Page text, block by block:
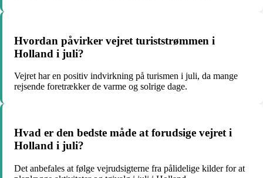
Hvordan påvirker vejret turiststrømmen i
Holland i juli?
Vejret har en positiv indvirkning på turismen i juli, da mange
rejsende foretrækker de varme og solrige dage.
Hvad er den bedste måde at forudsige vejret i
Holland i juli?
Det anbefales at følge vejrudsigterne fra pålidelige kilder for at